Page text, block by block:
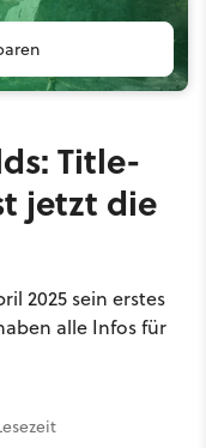
Title-
jetzt die
2025 sein erstes
alle Infos für